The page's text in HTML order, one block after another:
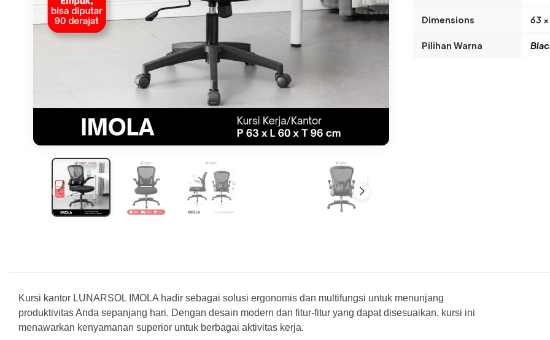
Dimensions 63
Pilihan Warna
Kursi kantor LUNARSOL IMOLA hadir sebagai solusi ergonomis dan multifungsi untuk menunjang
produktivitas Anda sepanjang hari. Dengan desain modern dan fitur-fitur yang dapat disesuaikan, kursi ini
menawarkan kenyamanan superior untuk berbagai aktivitas kerja.